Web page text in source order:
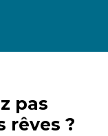
pas
rêves ?